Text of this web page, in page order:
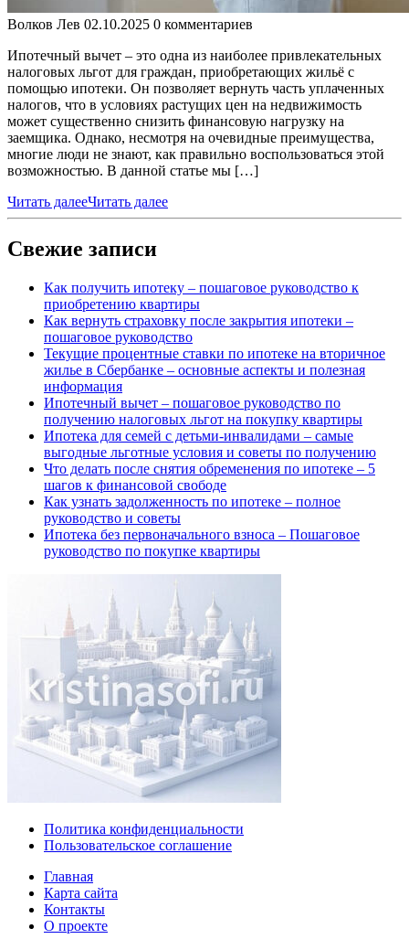
Волков Лев 02.10.2025 0 комментариев
Ипотечный вычет – это одна из наиболее привлекательных
налоговых льгот для граждан, приобретающих жильё с
помощью ипотеки. Он позволяет вернуть часть уплаченных
налогов, что в условиях растущих цен на недвижимость
может существенно снизить финансовую нагрузку на
заемщика. Однако, несмотря на очевидные преимущества,
многие люди не знают, как правильно воспользоваться этой
возможностью. В данной статье мы […]
Читать далееЧитать далее
Свежие записи
Как получить ипотеку – пошаговое руководство к
приобретению квартиры
Как вернуть страховку после закрытия ипотеки –
пошаговое руководство
Текущие процентные ставки по ипотеке на вторичное
жилье в Сбербанке – основные аспекты и полезная
информация
Ипотечный вычет – пошаговое руководство по
получению налоговых льгот на покупку квартиры
Ипотека для семей с детьми-инвалидами – самые
выгодные льготные условия и советы по получению
Что делать после снятия обременения по ипотеке – 5
шагов к финансовой свободе
Как узнать задолженность по ипотеке – полное
руководство и советы
Ипотека без первоначального взноса – Пошаговое
руководство по покупке квартиры
Политика конфиденциальности
Пользовательское соглашение
Главная
Карта сайта
Контакты
О проекте